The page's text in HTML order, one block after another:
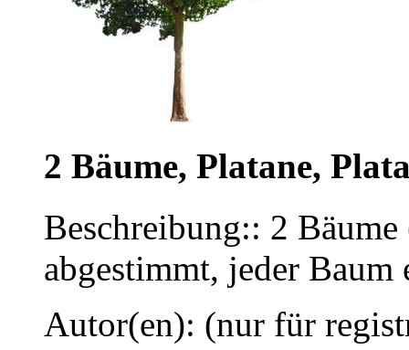
2 Bäume, Platane,
Beschreibung:: 2
abgestimmt, jeder Baum
Autor(en): (nur für